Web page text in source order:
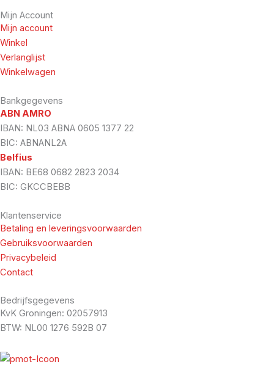
Mijn Account
Mijn account
Winkel
Verlanglijst
Winkelwagen
Bankgegevens
ABN AMRO
IBAN: NL03 ABNA 0605 1377 22
BIC: ABNANL2A
Belfius
IBAN: BE68 0682 2823 2034
BIC: GKCCBEBB
Klantenservice
Betaling en leveringsvoorwaarden
Gebruiksvoorwaarden
Privacybeleid
Contact
Bedrijfsgegevens
KvK Groningen: 02057913
BTW: NL00 1276 592B 07